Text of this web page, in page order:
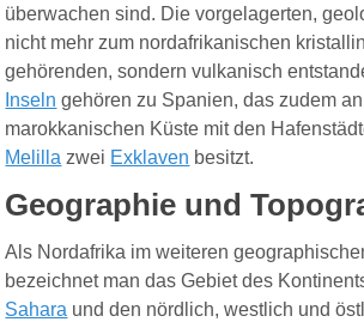
überwachen sind. Die vorgelagerten,
nicht mehr zum nordafrikanischen
gehörenden, sondern vulkanisch
Inseln gehören zu Spanien, das zudem
marokkanischen Küste mit den
Melilla zwei Exklaven besitzt.
Geographie und
Als Nordafrika im weiteren
bezeichnet man das Gebiet des
Sahara und den nördlich, westlich und